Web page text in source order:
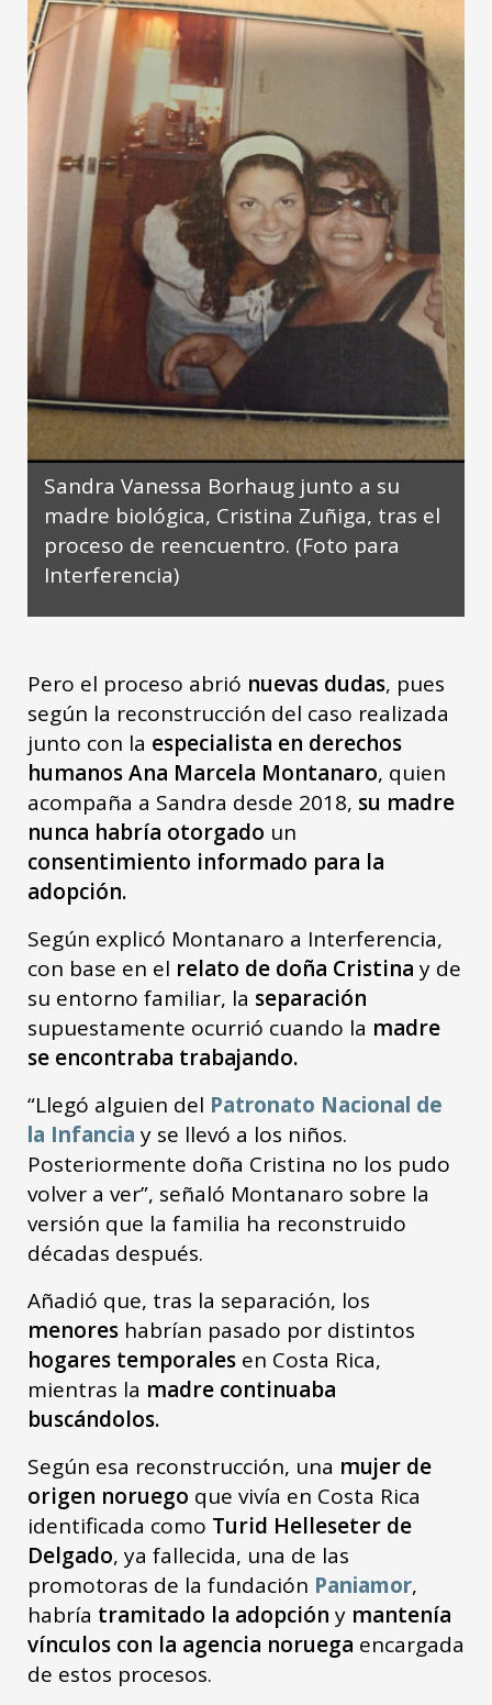
Sandra Vanessa Borhaug junto a su
madre biológica, Cristina Zuñiga, tras el
proceso de reencuentro. (Foto para
Interferencia)
Pero el proceso abrió nuevas dudas, pues
según la reconstrucción del caso realizada
junto con la especialista en derechos
humanosAna Marcela Montanaro, quien
acompaña a Sandra desde 2018, su madre
nunca habría otorgado un
consentimiento informado para la
adopción.
Según explicó Montanaro a Interferencia,
con base en el relato de doña Cristina y de
su entorno familiar, la separación
supuestamente ocurrió cuando la madre
se encontraba trabajando.
“Llegó alguien del Patronato Nacional de
la Infancia y se llevó a los niños.
Posteriormente doña Cristina no los pudo
volver a ver”, señaló Montanaro sobre la
versión que la familia ha reconstruido
décadas después.
Añadió que, tras la separación, los
menores habrían pasado por distintos
hogares temporales en Costa Rica,
mientras la madre continuaba
buscándolos.
Según esa reconstrucción, una mujer de
origen noruego que vivía en Costa Rica
identificada como Turid Helleseter de
Delgado, ya fallecida, una de las
promotoras de la fundación Paniamor,
habría tramitado la adopción y mantenía
vínculos con la agencia noruega encargada
de estos procesos.